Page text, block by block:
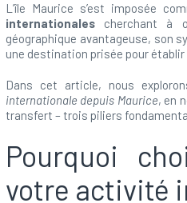
L’île Maurice s’est imposée
internationales cherchant à
géographique avantageuse, son
une destination prisée pour
Dans cet article, nous
internationale depuis Maurice, en
transfert – trois piliers
Pourquoi
votre activité